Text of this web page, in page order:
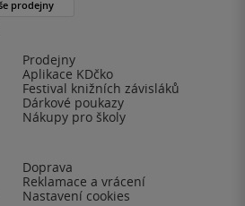
Prodejny
Aplikace KDčko
Festival knižních závisláků
Dárkové poukazy
Nákupy pro školy
Doprava
Reklamace a vrácení
Nastavení cookies
prodejny